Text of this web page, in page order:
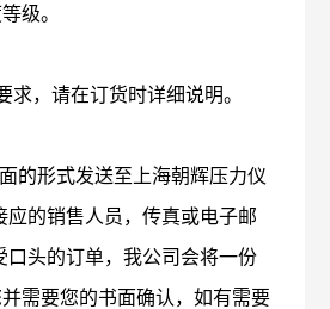
级。
，请在订货时详细说明。
形式发送至上海朝辉压力仪
应的销售人员，传真或电子邮
口头的订单，我公司会将一份
需要您的书面确认，如有需要